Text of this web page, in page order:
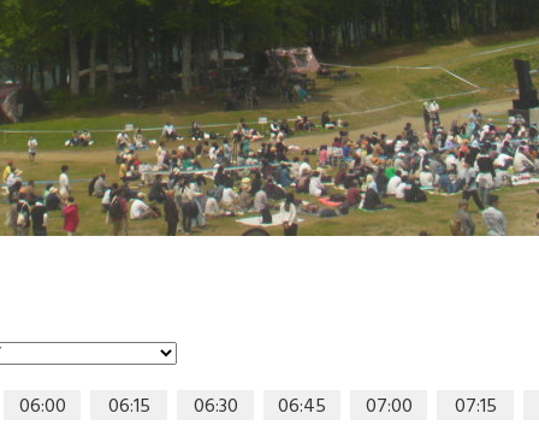
06:00 06:15 06:30 06:45 07:00 07:15